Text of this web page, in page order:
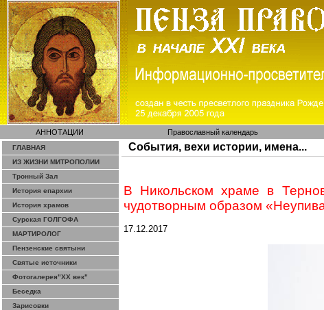
АННОТАЦИИ Православный календарь
ГЛАВНАЯ
ИЗ ЖИЗНИ МИТРОПОЛИИ
Тронный Зал
История епархии
История храмов
Сурская ГОЛГОФА
МАРТИРОЛОГ
Пензенские святыни
Святые источники
Фотогалерея"ХХ век"
Беседка
Зарисовки
События, вехи истории, имена...
В Никольском храме в
чудотворным образом «
17.12.2017